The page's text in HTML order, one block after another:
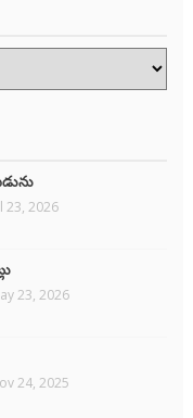
23, 2026
23, 2026
24, 2025